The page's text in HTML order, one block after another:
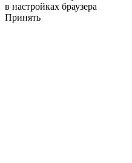
в настройках браузера
Принять